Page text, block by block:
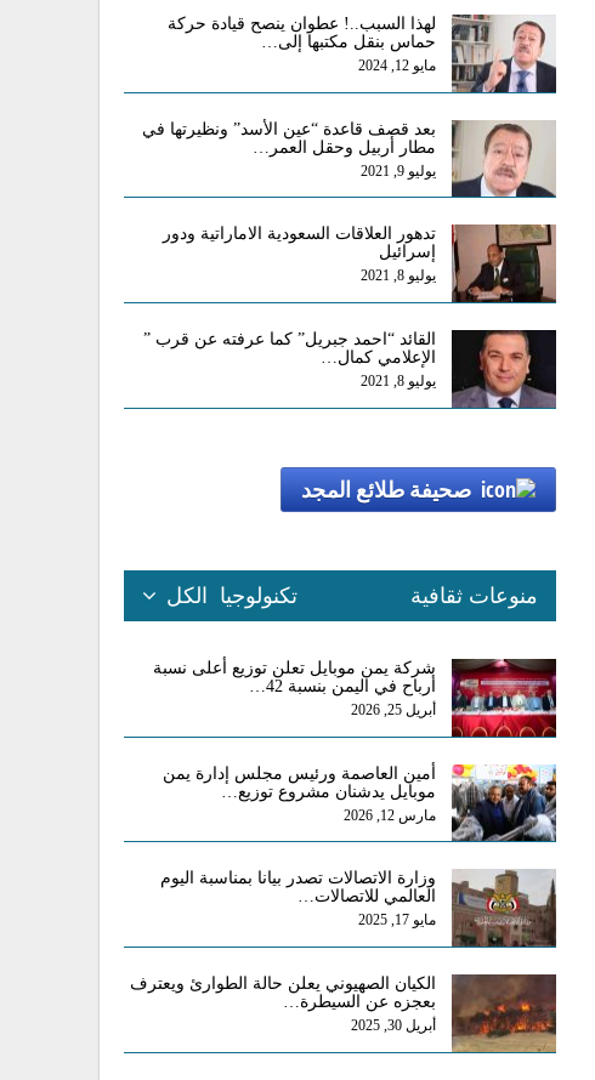
لهذا السبب..! عطوان ينصح قيادة حركة
حماس بنقل مكتبها إلى…
مايو 12, 2024
بعد قصف قاعدة “عين الأسد” ونظيرتها في
مطار أربيل وحقل العمر…
يوليو 9, 2021
تدهور العلاقات السعودية الاماراتية ودور
إسرائيل
يوليو 8, 2021
القائد “احمد جبريل” كما عرفته عن قرب ”
الإعلامي كمال…
يوليو 8, 2021
صحيفة طلائع المجد
الكل منوعات ثقافية تكنولوجيا
شركة يمن موبايل تعلن توزيع أعلى نسبة
أرباح في اليمن بنسبة 42…
أبريل 25, 2026
أمين العاصمة ورئيس مجلس إدارة يمن
موبايل يدشنان مشروع توزيع…
مارس 12, 2026
وزارة الاتصالات تصدر بيانا بمناسبة اليوم
العالمي للاتصالات…
مايو 17, 2025
الكيان الصهيوني يعلن حالة الطوارئ ويعترف
بعجزه عن السيطرة…
أبريل 30, 2025